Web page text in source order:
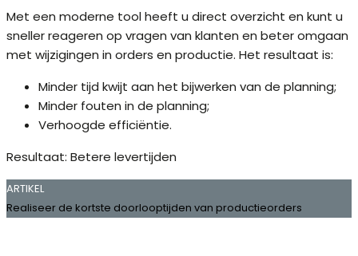
Met een moderne tool heeft u direct overzicht en kunt u
sneller reageren op vragen van klanten en beter omgaan
met wijzigingen in orders en productie. Het resultaat is:
Minder tijd kwijt aan het bijwerken van de planning;
Minder fouten in de planning;
Verhoogde efficiëntie.
Resultaat: Betere levertijden
ARTIKEL
Realiseer de kortste doorlooptijden van productieorders